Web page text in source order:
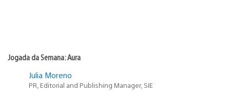
Jogada da Semana: Aura
Julia Moreno
PR, Editorial and Publishing Manager, SIE